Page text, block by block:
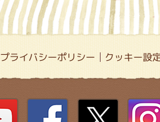
プライバシーポリシー クッキー設